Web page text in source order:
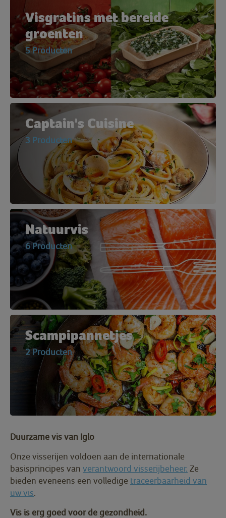
Visgratins met bereide
groenten
5 Producten
Captain's Cuisine
3 Producten
Natuurvis
6 Producten
Scampipannetjes
2 Producten
Duurzame vis van Iglo
Onze visserijen voldoen aan de internationale
basisprincipes van verantwoord visserijbeheer. Ze
bieden eveneens een volledige traceerbaarheid van
uw vis.
Vis is erg goed voor de gezondheid.